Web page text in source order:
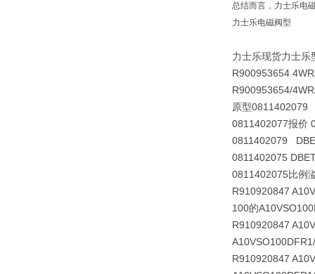
总结而言，力士乐电
力士乐电磁阀型
力士乐现货力士
R900953654
R900953654/
原型0811402079
0811402077报价
0811402079
0811402075
0811402075比例
R910920847
100的
R910920847
R910920847